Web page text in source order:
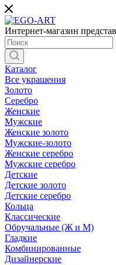
Интернет-магазин
Каталог
Все украшения
Золото
Серебро
Женские
Мужские
Женские золото
Мужские-золото
Женские серебро
Мужские серебро
Детские
Детские золото
Детские серебро
Кольца
Классические
Обручальные (Ж и М)
Гладкие
Комбинированные
Дизайнерские